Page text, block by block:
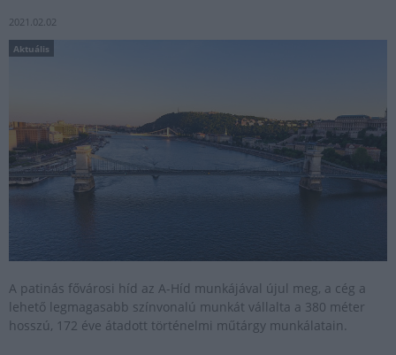
2021.02.02
Aktuális
A patinás fővárosi híd az A-Híd munkájával újul meg, a cég a
lehető legmagasabb színvonalú munkát vállalta a 380 méter
hosszú, 172 éve átadott történelmi műtárgy munkálatain.